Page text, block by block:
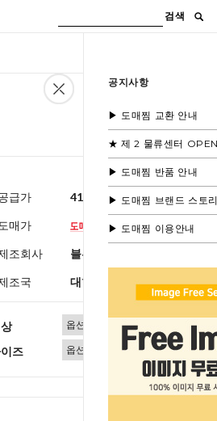
검색
공지사항
▶ 도매찜 교환 안내
★ 제 2 물류센터
▶ 도매찜 반품 안내
▶ 도매찜 브랜드 스토리
▶ 도매찜 이용안내
급가 41,600원(부가세별도)
도매가
조회사 블루모드
조국 대한민국
즈